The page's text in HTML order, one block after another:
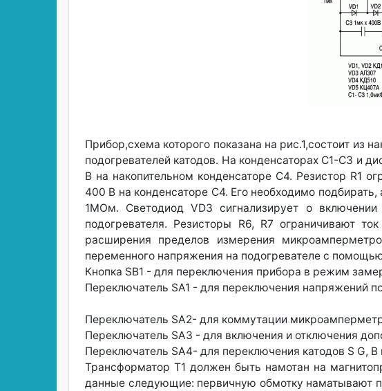
Прибор,схема которого показана на рис.1,состоит из
подогревателей катодов. На конденсаторах С1-СЗ и
В на накопительном конденсаторе С4. Резистор R1
400 В на конденсаторе С4. Его необходимо
1МОм. Светодиод VD3 сигнализирует о
подогревателя. Резисторы R6, R7 ограничивают
расширения пределов измерения
переменного напряжения на подогревателе с
Кнопка SВ1 - для переключения прибора в режим
Переключатель SА1 - для переключения напряжений
Переключатель SA2- для коммутации
Переключатель SАЗ - для включения и отключения
Переключатель SA4- для переключения катодов S G,
Трансформатор Т1 должен быть намотан на
данные следующие: первичную обмотку